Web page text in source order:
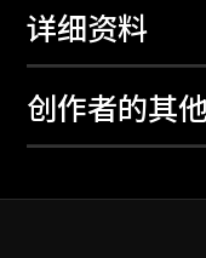
详细资料
创作者的其